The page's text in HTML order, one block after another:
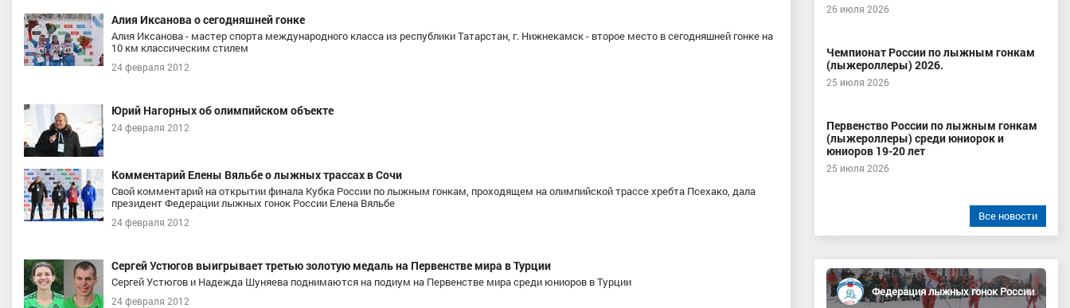
Алия Иксанова о сегодняшней гонке
Алия Иксанова - мастер спорта международного класса из республики Татарстан, г. Нижнекамск - второе место в сегодняшней гонке на
10 км классическим стилем
24 февраля 2012
Юрий Нагорных об олимпийском объекте
24 февраля 2012
Комментарий Елены Вяльбе о лыжных трассах в Сочи
Свой комментарий на открытии финала Кубка России по лыжным гонкам, проходящем на олимпийской трассе хребта Псехако, дала
президент Федерации лыжных гонок России Елена Вяльбе
24 февраля 2012
Сергей Устюгов выигрывает третью золотую медаль на Первенстве мира в Турции
Сергей Устюгов и Надежда Шуняева поднимаются на подиум на Первенстве мира среди юниоров в Турции
24 февраля 2012
26 июля 2026
Чемпионат России по лыжным гонкам
(лыжероллеры) 2026.
25 июля 2026
Первенство России по лыжным гонкам
(лыжероллеры) среди юниорок и
юниоров 19-20 лет
25 июля 2026
Все новости
Федерация лыжных гонок России